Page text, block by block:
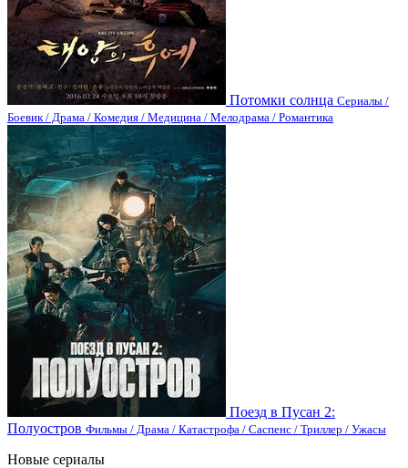
Потомки солнца Сериалы /
Боевик / Драма / Комедия / Медицина / Мелодрама / Романтика
Поезд в Пусан 2:
Полуостров Фильмы / Драма / Катастрофа / Саспенс / Триллер / Ужасы
Новые сериалы